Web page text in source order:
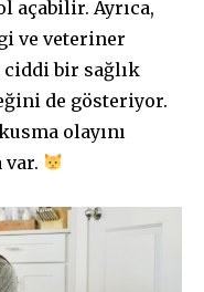
açabilir. Ayrıca,
ve veteriner
ciddi bir sağlık
de gösteriyor.
olayını